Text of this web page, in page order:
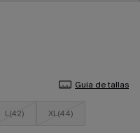
Guía de tallas
L(42) XL(44)